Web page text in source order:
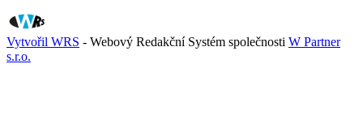
Vytvořil WRS - Webový Redakční Systém společnosti W Partner
s.r.o.